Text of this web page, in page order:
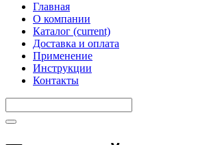
Главная
О компании
Каталог (current)
Доставка и оплата
Применение
Инструкции
Контакты